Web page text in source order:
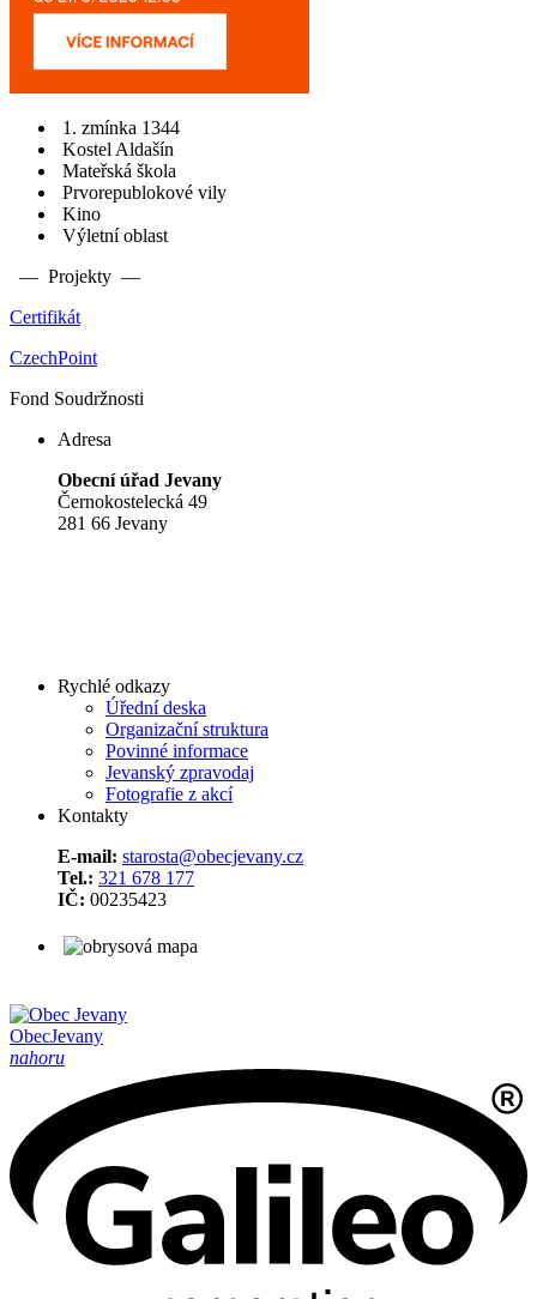
1. zmínka 1344
Kostel Aldašín
Mateřská škola
Prvorepublokové vily
Kino
Výletní oblast
— Projekty —
Certifikát
CzechPoint
Fond Soudržnosti
Adresa
Obecní úřad Jevany
Černokostelecká 49
281 66 Jevany
Rychlé odkazy
Úřední deska
Organizační struktura
Povinné informace
Jevanský zpravodaj
Fotografie z akcí
Kontakty
E-mail: starosta@obecjevany.cz
Tel.: 321 678 177
IČ: 00235423
ObecJevany
nahoru